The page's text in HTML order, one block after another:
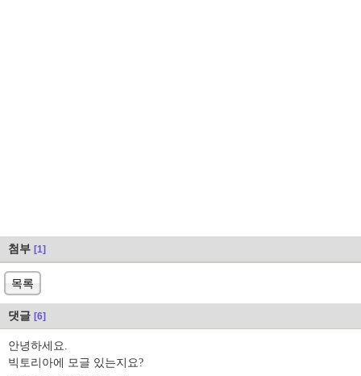
첨부 [1]
목록
댓글 [6]
안녕하세요.
빅토리아에 모글 있는지요?